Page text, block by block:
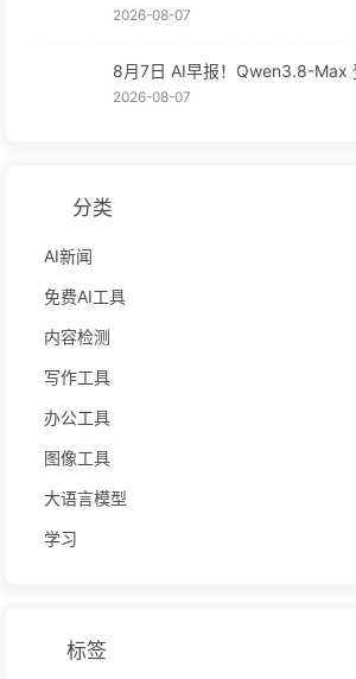
2026-08-07
8月7日 AI早报！Qwen3.8-Max
2026-08-07
分类
AI新闻
免费AI工具
内容检测
写作工具
办公工具
图像工具
大语言模型
学习
标签